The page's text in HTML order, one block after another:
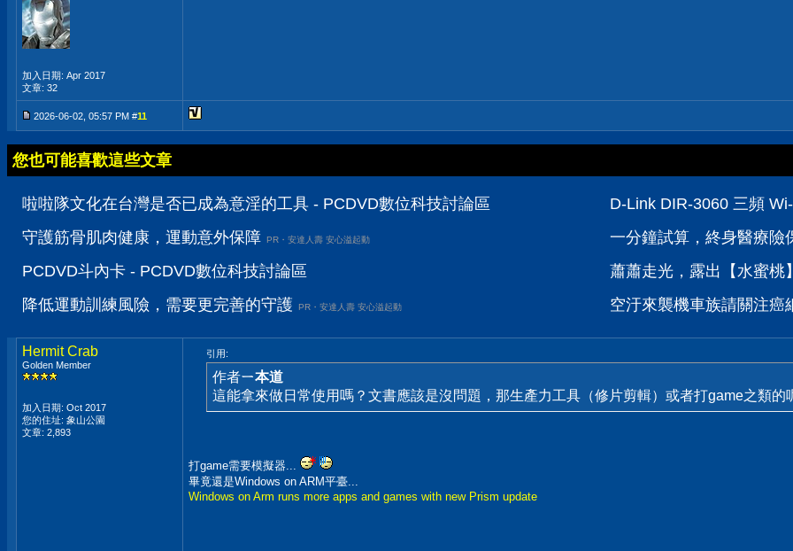
加入日期: Apr 2017
文章: 32
2026-06-02, 05:57 PM #11
您也可能喜歡這些文章
啦啦隊文化在台灣是否已成為意淫的工具 - PCDVD數位科技討論區
守護筋骨肌肉健康，運動意外保障 PR・安達人壽 安心溢起動
PCDVD斗內卡 - PCDVD數位科技討論區
降低運動訓練風險，需要更完善的守護
PR・安達人壽 安心溢起動
D-Link DIR-3060 三頻
一分鐘試算，終身醫療險
蕭蕭走光，露出【水蜜桃
空汙來襲機車族請關注癌
Hermit Crab
Golden Member
加入日期: Oct 2017
您的住址: 象山公園
文章: 2,893
引用:
作者ㄧ本道
這能拿來做日常使用嗎？文書應該是沒問題，那生產力工具（修片剪輯）或者打game之類的
打game需要模擬器...
畢竟還是Windows on ARM平臺...
Windows on Arm runs more apps and games with new Prism update